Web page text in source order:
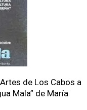
de Los Cabos a
Mala” de María